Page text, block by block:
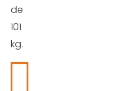
de
101
kg.